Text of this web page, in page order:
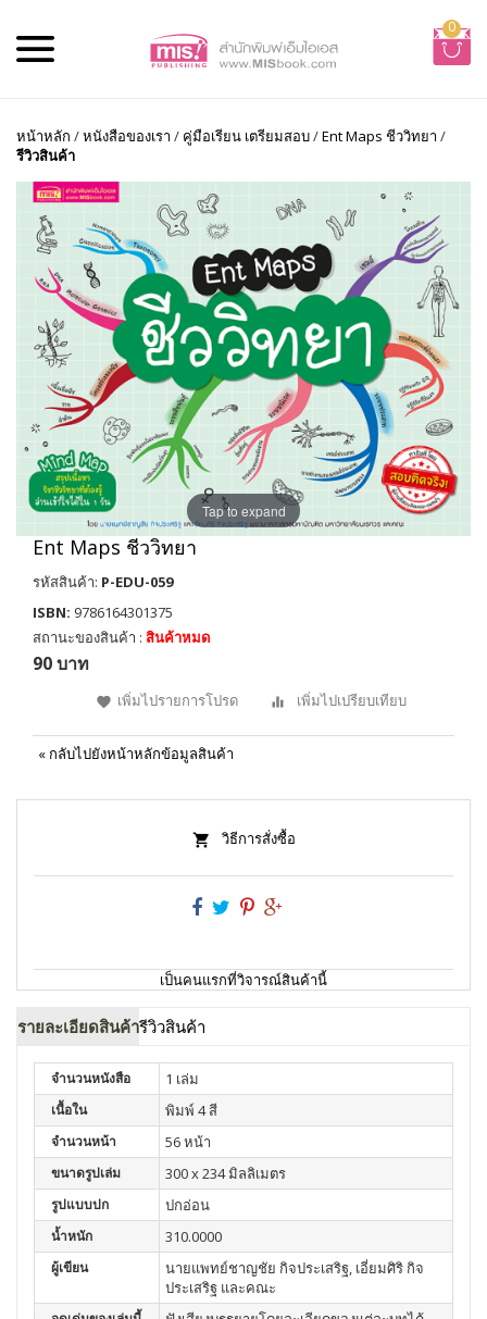
0
หน้าหลัก /หนังสือของเรา / คู่มือเรียน เตรียมสอบ/Ent Maps ชีววิทยา /
รีวิวสินค้า
Tap to expand
Ent Maps ชีววิทยา
รหัสสินค้า: P-EDU-059
ISBN: 9786164301375
สถานะของสินค้า : สินค้าหมด
90 บาท
เพิ่มไปรายการโปรด เพิ่มไปเปรียบเทียบ
« กลับไปยังหน้าหลักข้อมูลสินค้า
วิธีการสั่งซื้อ
เป็นคนแรกที่วิจารณ์สินค้านี้
รายละเอียดสินค้ารีวิวสินค้า
จำนวนหนังสือ 1 เล่ม
เนื้อใน พิมพ์ 4 สี
จำนวนหน้า 56 หน้า
ขนาดรูปเล่ม 300 x 234 มิลลิเมตร
รูปแบบปก ปกอ่อน
น้ำหนัก 310.0000
ผู้เขียน
นายแพทย์ชาญชัย กิจประเสริฐ, เอี่ยมศิริ กิจ
ประเสริฐ และคณะ